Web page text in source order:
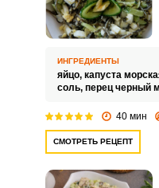
ИНГРЕДИЕНТЫ
яйцо, капуста
соль, перец черный
40 мин
СМОТРЕТЬ РЕЦЕПТ